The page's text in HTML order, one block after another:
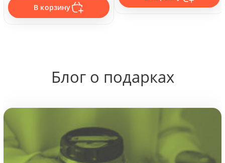
В корзину
Блог о подарках